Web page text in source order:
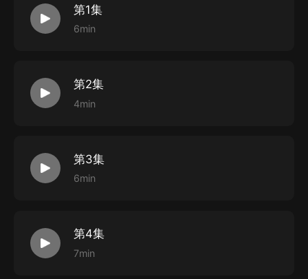
第1集
6min
第2集
4min
第3集
6min
第4集
7min